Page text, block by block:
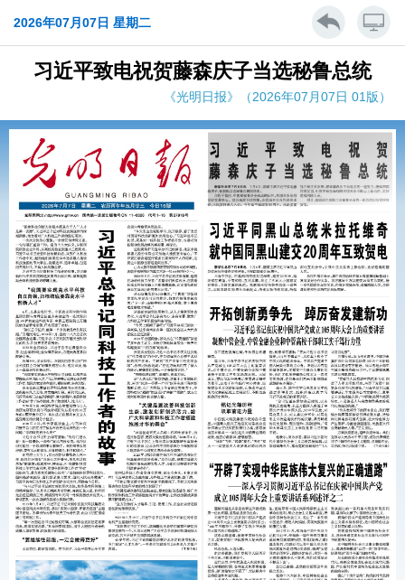
2026年07月07日 星期二
习近平致电祝贺藤森庆子当选秘鲁总统
《光明日报》（2026年07月07日 01版）